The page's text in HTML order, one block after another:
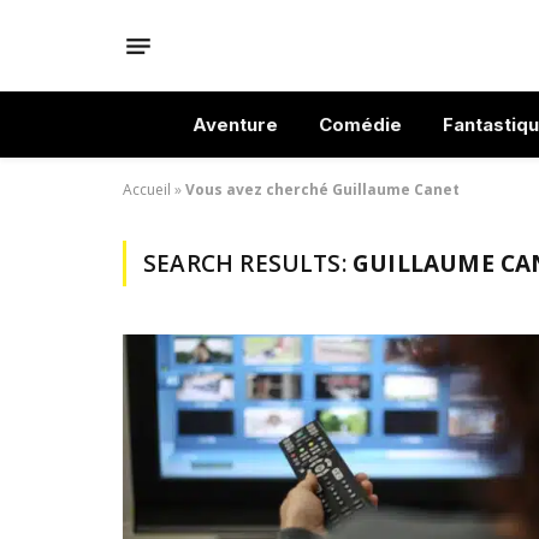
Aventure Comédie
Accueil »Vous avez cherché Guillaume Canet
SEARCH RESULTS: GUILLAUME